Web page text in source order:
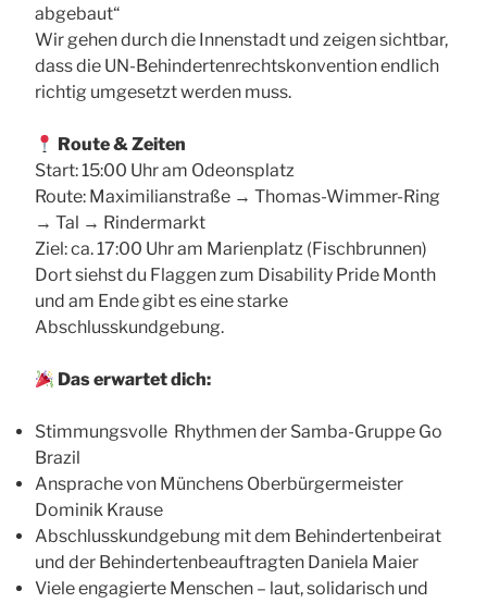
abgebaut“
Wir gehen durch die Innenstadt und zeigen sichtbar,
dass die UN-Behindertenrechtskonvention endlich
richtig umgesetzt werden muss.
Route & Zeiten
Start: 15:00 Uhr am Odeonsplatz
Route: Maximilianstraße → Thomas-Wimmer-Ring
→ Tal → Rindermarkt
Ziel: ca. 17:00 Uhr am Marienplatz (Fischbrunnen)
Dort siehst du Flaggen zum Disability Pride Month
und am Ende gibt es eine starke
Abschlusskundgebung.
Das erwartet dich:
Stimmungsvolle Rhythmen der Samba-Gruppe Go
Brazil
Ansprache von Münchens Oberbürgermeister
Dominik Krause
Abschlusskundgebung mit dem Behindertenbeirat
und der Behindertenbeauftragten Daniela Maier
Viele engagierte Menschen – laut, solidarisch und